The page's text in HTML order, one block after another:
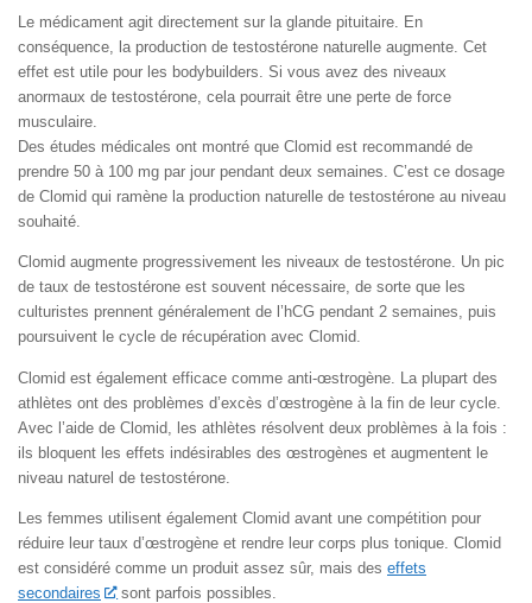
Le médicament agit directement sur la glande pituitaire. En
conséquence, la production de testostérone naturelle augmente. Cet
effet est utile pour les bodybuilders. Si vous avez des niveaux
anormaux de testostérone, cela pourrait être une perte de force
musculaire.
Des études médicales ont montré que Clomid est recommandé de
prendre 50 à 100 mg par jour pendant deux semaines. C’est ce dosage
de Clomid qui ramène la production naturelle de testostérone au niveau
souhaité.
Clomid augmente progressivement les niveaux de testostérone. Un pic
de taux de testostérone est souvent nécessaire, de sorte que les
culturistes prennent généralement de l’hCG pendant 2 semaines, puis
poursuivent le cycle de récupération avec Clomid.
Clomid est également efficace comme anti-œstrogène. La plupart des
athlètes ont des problèmes d’excès d’œstrogène à la fin de leur cycle.
Avec l’aide de Clomid, les athlètes résolvent deux problèmes à la fois :
ils bloquent les effets indésirables des œstrogènes et augmentent le
niveau naturel de testostérone.
Les femmes utilisent également Clomid avant une compétition pour
réduire leur taux d’œstrogène et rendre leur corps plus tonique. Clomid
est considéré comme un produit assez sûr, mais des effets
secondaires
sont parfois possibles.